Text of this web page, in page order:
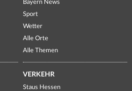
Bayern News
Sport
Wetter
Alle Orte
Alle Themen
VERKEHR
Staus Hessen